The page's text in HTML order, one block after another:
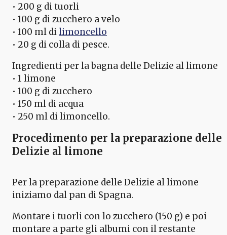
• 200 g di tuorli
• 100 g di zucchero a velo
• 100 ml dilimoncello
• 20 g di colla di pesce.
Ingredienti per la bagna delle Delizie al limone
• 1 limone
• 100 g di zucchero
• 150 ml di acqua
• 250 ml di limoncello.
Procedimento per la preparazione delle
Delizie al limone
Per la preparazione delle Delizie al limone
iniziamo dal pan di Spagna.
Montare i tuorli con lo zucchero (150 g) e poi
montare a parte gli albumi con il restante